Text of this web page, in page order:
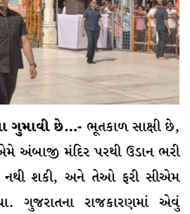
ગુમાવી છે…- ભૂતકાળ સાક્ષી છે,
અંબાજી મંદિર પરથી ઉડાન ભરી
નથી શકી, અને તેઓ ફરી સીએમ
ગુજરાતના રાજકારણમાં એવું